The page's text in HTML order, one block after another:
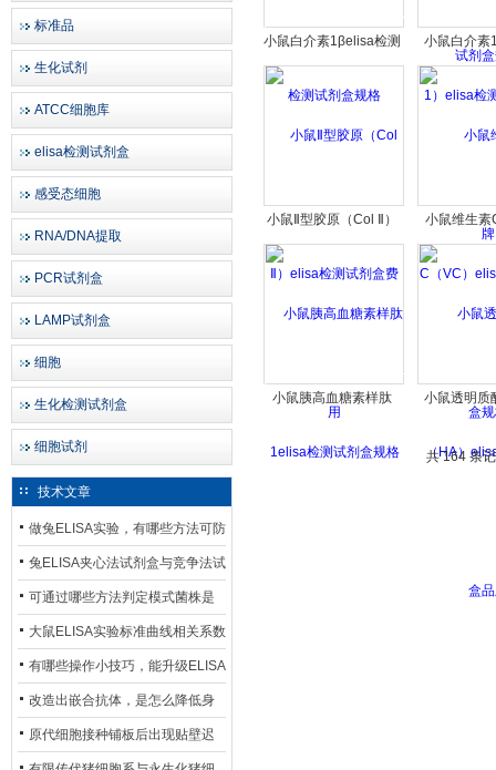
标准品
生化试剂
ATCC细胞库
elisa检测试剂盒
感受态细胞
RNA/DNA提取
PCR试剂盒
LAMP试剂盒
细胞
生化检测试剂盒
细胞试剂
技术文章
做兔ELISA实验，有哪些方法可防
止平台效应发生？
兔ELISA夹心法试剂盒与竞争法试
剂盒，适用检测场景存在哪些差
异？
可通过哪些方法判定模式菌株是
否存在杂菌污染？
大鼠ELISA实验标准曲线相关系数
偏低，可从哪些维度开展问题排
查？
有哪些操作小技巧，能升级ELISA
的LOD与LOQ性能？
改造出嵌合抗体，是怎么降低身
体生成抗鼠抗体（HAMA）的？
原代细胞接种铺板后出现贴壁迟
小鼠白介素1βelisa检测
试剂盒规格
小鼠白介素
elisa检测
小鼠Ⅱ型胶原（Col Ⅱ）
elisa检测试剂盒费用
小鼠维生素
elisa检测
小鼠胰高血糖素样肽
小鼠透明质
共 164 条